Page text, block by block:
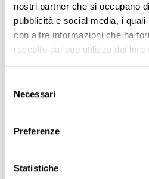
nostri partner che si occupano
pubblicità e social media, i
con altre informazioni che ha
raccolto dal suo utilizzo dei loro
delNecessari
Preferenze
Statistiche
rischi concretamente.
italiani e
(5 min)
Metodologia C2M2. I